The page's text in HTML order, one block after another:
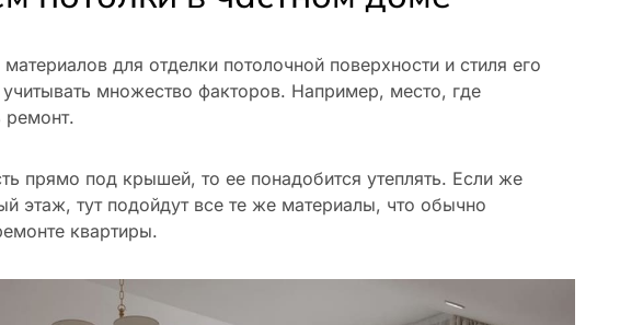
для отделки потолочной поверхности и стиля его
множество факторов. Например, место, где
ремонт.
прямо под крышей, то ее понадобится утеплять. Если же
этаж, тут подойдут все те же материалы, что обычно
квартиры.